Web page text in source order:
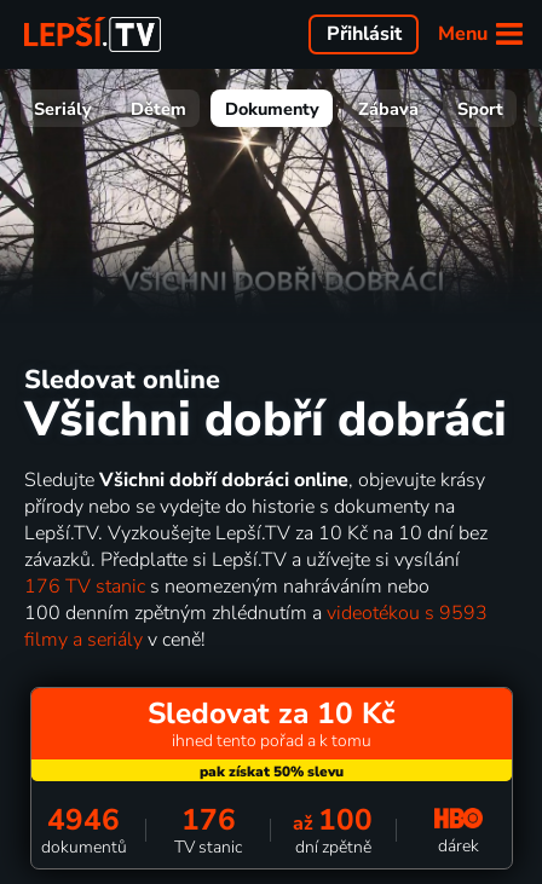
Menu
Přihlásit
Seriály Dětem Dokumenty Zábava Sport
Sledovat online
Všichni dobří dobráci
SledujteVšichni dobří dobráci online, objevujte krásy
přírody nebo se vydejte do historie s dokumenty na
Lepší.TV. Vyzkoušejte Lepší.TV za 10 Kč na 10 dní bez
závazků. Předplaťte si Lepší.TV a užívejte si vysílání
176 TV stanic s neomezeným nahráváním nebo
100 denním zpětným zhlédnutím a videotékou s 9593
filmy a seriályv ceně!
Sledovat za 10 Kč
ihned tento pořad a k tomu
4946
dokumentů
176
TV stanic
až 100
dní zpětně dárek